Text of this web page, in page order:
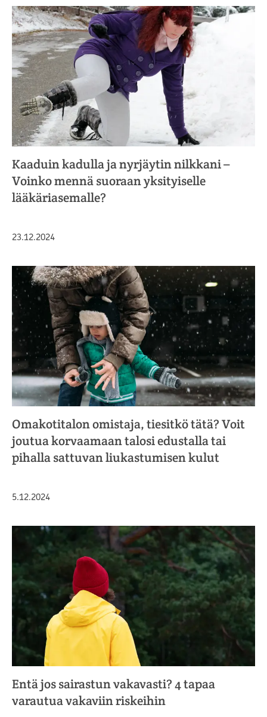
Kaaduin kadulla ja nyrjäytin nilkkani –
Voinko mennä suoraan yksityiselle
lääkäriasemalle?
Julkaistu
23.12.2024
Omakotitalon omistaja, tiesitkö tätä? Voit
joutua korvaamaan talosi edustalla tai
pihalla sattuvan liukastumisen kulut
Julkaistu
5.12.2024
Entä jos sairastun vakavasti? 4 tapaa
varautua vakaviin riskeihin